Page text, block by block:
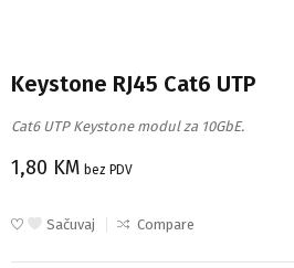
Keystone RJ45 Cat6 UTP
Cat6 UTP Keystone modul za 10GbE.
1,80 KM bez PDV
Sačuvaj Compare